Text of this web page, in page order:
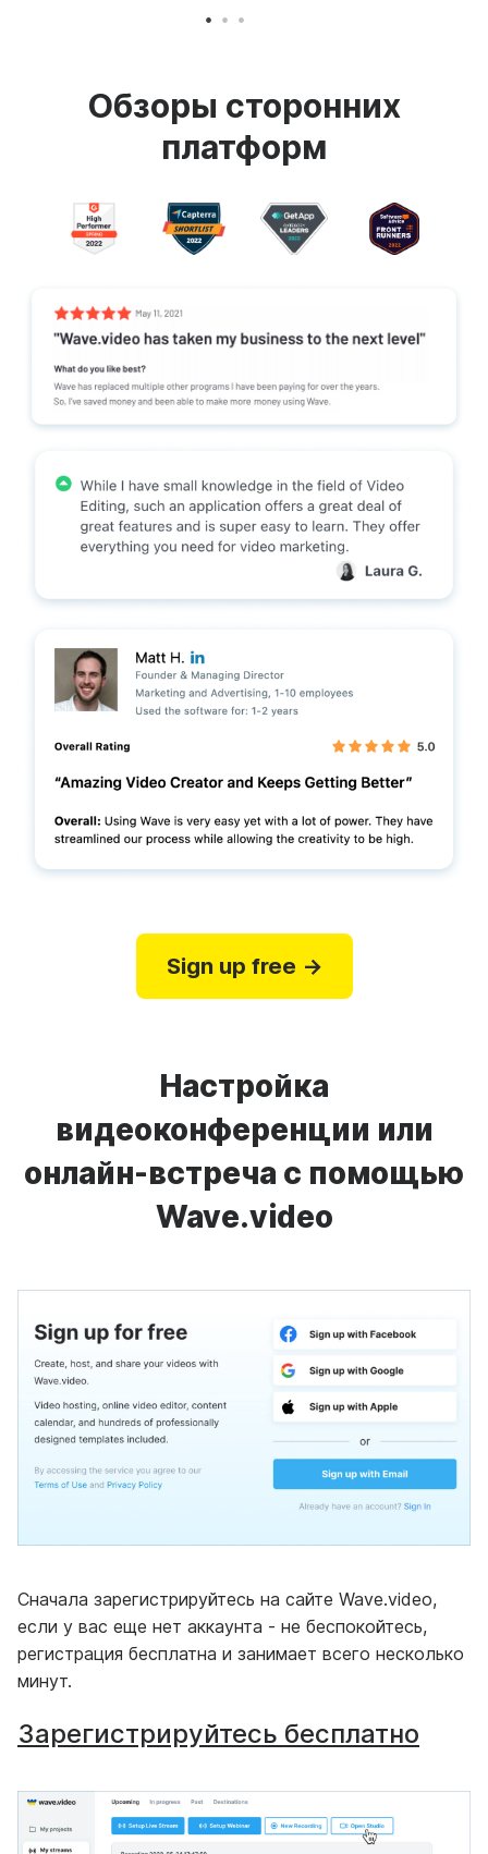
Обзоры сторонних
платформ
Sign up free →
Настройка
видеоконференции или
онлайн-встреча с помощью
Wave.video
Сначала зарегистрируйтесь на сайте Wave.video,
если у вас еще нет аккаунта - не беспокойтесь,
регистрация бесплатна и занимает всего несколько
минут.
Зарегистрируйтесь бесплатно